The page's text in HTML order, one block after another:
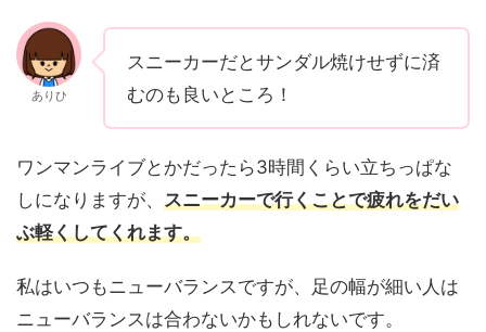
ありひ
スニーカーだとサンダル焼けせずに済
むのも良いところ！
ワンマンライブとかだったら3時間くらい立ちっぱな
しになりますが、 スニーカーで行くことで疲れをだい
ぶ軽くしてくれます。
私はいつもニューバランスですが、足の幅が細い人は
ニューバランスは合わないかもしれないです。